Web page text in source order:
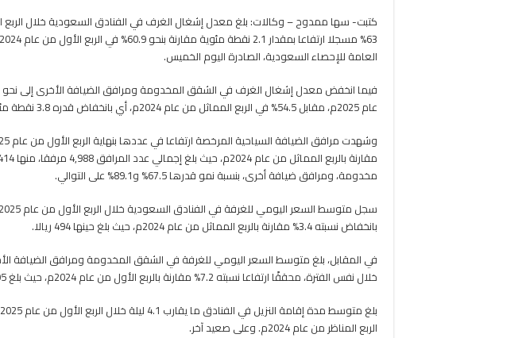
السعودية
يقفز
بالربع
الأول
من
مغلقة
العامة للإحصاء السعودية، الصادرة اليوم الخميس.
عام 2025م، مقابل 54.5% في الربع المماثل من عام 2024م، أي بانخفاض قدره 3.8 نقطة مئوية.
مخدومة، ومرافق ضيافة أخرى، بنسبة نمو قدرها 67.5% و89.1% على التوالي.
بانخفاض نسبته 3.4% مقارنة بالربع المماثل من عام 2024م، حيث بلغ حينها 494 ريالا.
خلال نفس الفترة، محققًا ارتفاعا نسبته 7.2% مقارنة بالربع الأول من عام 2024م، حيث بلغ 195 ريالا.
الربع المناظر من عام 2024م. وعلى صعيد آخر.